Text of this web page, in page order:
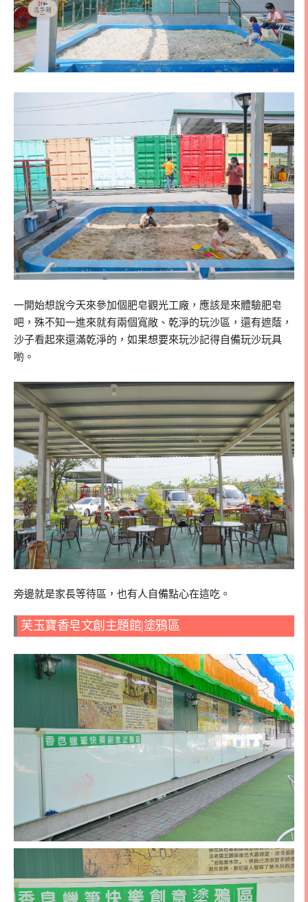
一開始想說今天來參加個肥皂觀光工廠，應該是來體驗肥皂
吧，殊不知一進來就有兩個寬敞、乾淨的玩沙區，還有遮蔭，
沙子看起來還滿乾淨的，如果想要來玩沙記得自備玩沙玩具
喲。
旁邊就是家長等待區，也有人自備點心在這吃。
芙玉寶香皂文創主題館|塗鴉區